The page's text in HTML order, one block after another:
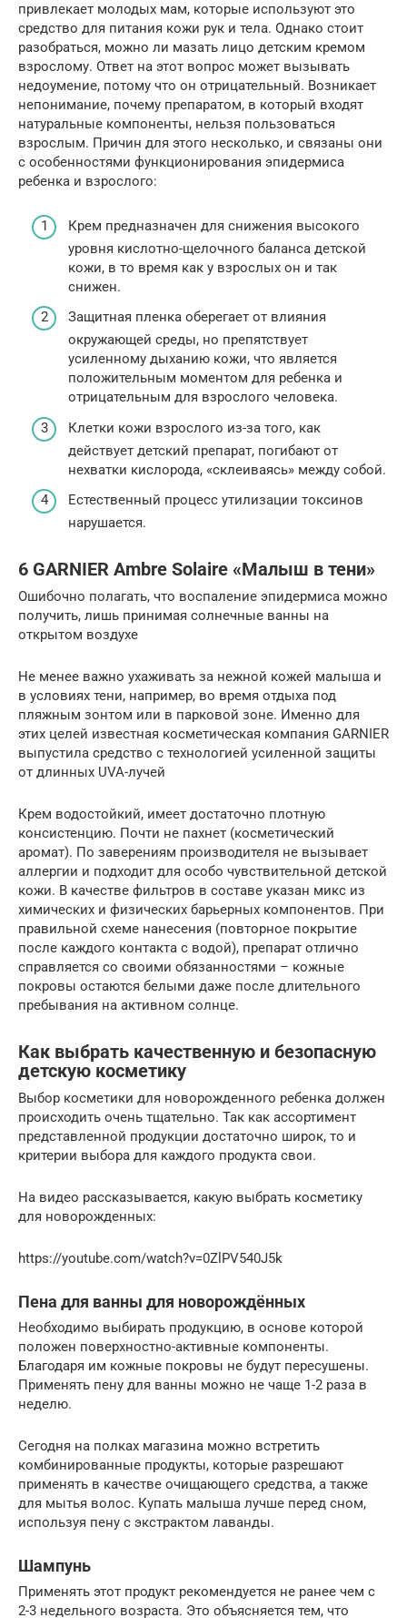
привлекает молодых мам, которые используют это
средство для питания кожи рук и тела. Однако стоит
разобраться, можно ли мазать лицо детским кремом
взрослому. Ответ на этот вопрос может вызывать
недоумение, потому что он отрицательный. Возникает
непонимание, почему препаратом, в который входят
натуральные компоненты, нельзя пользоваться
взрослым. Причин для этого несколько, и связаны они
с особенностями функционирования эпидермиса
ребенка и взрослого:
Крем предназначен для снижения высокого
уровня кислотно-щелочного баланса детской
кожи, в то время как у взрослых он и так
снижен.
Защитная пленка оберегает от влияния
окружающей среды, но препятствует
усиленному дыханию кожи, что является
положительным моментом для ребенка и
отрицательным для взрослого человека.
Клетки кожи взрослого из-за того, как
действует детский препарат, погибают от
нехватки кислорода, «склеиваясь» между собой.
Естественный процесс утилизации токсинов
нарушается.
6 GARNIER Ambre Solaire «Малыш в тени»
Ошибочно полагать, что воспаление эпидермиса можно
получить, лишь принимая солнечные ванны на
открытом воздухе
Не менее важно ухаживать за нежной кожей малыша и
в условиях тени, например, во время отдыха под
пляжным зонтом или в парковой зоне. Именно для
этих целей известная косметическая компания GARNIER
выпустила средство с технологией усиленной защиты
от длинных UVA-лучей
Крем водостойкий, имеет достаточно плотную
консистенцию. Почти не пахнет (косметический
аромат). По заверениям производителя не вызывает
аллергии и подходит для особо чувствительной детской
кожи. В качестве фильтров в составе указан микс из
химических и физических барьерных компонентов. При
правильной схеме нанесения (повторное покрытие
после каждого контакта с водой), препарат отлично
справляется со своими обязанностями – кожные
покровы остаются белыми даже после длительного
пребывания на активном солнце.
Как выбрать качественную и безопасную
детскую косметику
Выбор косметики для новорожденного ребенка должен
происходить очень тщательно. Так как ассортимент
представленной продукции достаточно широк, то и
критерии выбора для каждого продукта свои.
На видео рассказывается, какую выбрать косметику
для новорожденных:
https://youtube.com/watch?v=0ZlPV540J5k
Пена для ванны для новорождённых
Необходимо выбирать продукцию, в основе которой
положен поверхностно-активные компоненты.
Благодаря им кожные покровы не будут пересушены.
Применять пену для ванны можно не чаще 1-2 раза в
неделю.
Сегодня на полках магазина можно встретить
комбинированные продукты, которые разрешают
применять в качестве очищающего средства, а также
для мытья волос. Купать малыша лучше перед сном,
используя пену с экстрактом лаванды.
Шампунь
Применять этот продукт рекомендуется не ранее чем с
2-3 недельного возраста. Это объясняется тем, что